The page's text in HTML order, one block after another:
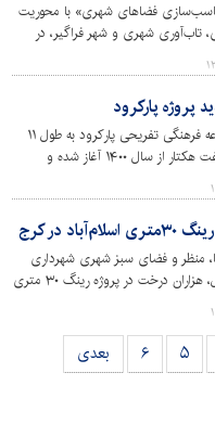
فضاهای شهری» با محوریت
تاب‌آوری شهری و شهر فراگیر، در
شد.
پروژه پارکرود
عملیات احداث مجموعه فرهنگی تفریحی پارکرود به طول ۱۱
کیلومتر و مساحت هفت هکتار از سال ۱۴۰۰ آغاز شده و
رسیده است. احداث این
ادامه دارد.
در کرج
منظر و فضای سبز شهری شهرداری
کرج در زمستان امسال، هزاران درخت در پروژه رینگ ۳۰ متری
پروژه هم اکنون در مراحل پایانی قرار
۵ ۶ بعدی